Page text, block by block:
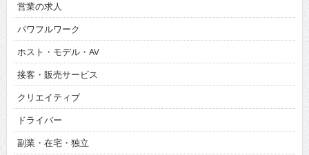
営業の求人
パワフルワーク
ホスト・モデル・AV
接客・販売サービス
クリエイティブ
ドライバー
副業・在宅・独立